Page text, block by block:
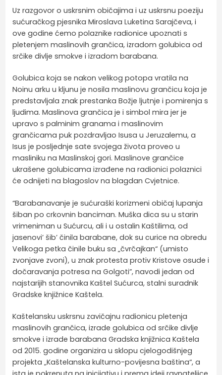
Uz razgovor o uskrsnim običajima i uz uskrsnu poeziju
sućuračkog pjesnika Miroslava Luketina Sarajčeva, i
ove godine ćemo polaznike radionice upoznati s
pletenjem maslinovih grančica, izradom golubica od
srčike divlje smokve i izradom barabana.
Golubica koja se nakon velikog potopa vratila na
Noinu arku u kljunu je nosila maslinovu grančicu koja je
predstavljala znak prestanka Božje ljutnje i pomirenja s
ljudima. Maslinova grančica je i simbol mira jer je
upravo s palminim granama i maslinovim
grančicama puk pozdravljao Isusa u Jeruzalemu, a
Isus je posljednje sate svojega života proveo u
masliniku na Maslinskoj gori. Maslinove grančice
ukrašene golubicama izrađene na radionici polaznici
će odnijeti na blagoslov na blagdan Cvjetnice.
“Barabanavanje je sućuraški korizmeni običaj lupanja
šiban po crkovnin banciman. Muška dica su u starin
vrimeniman u Sućurcu, ali i u ostalin Kaštilima, od
jasenovi’ šib’ činila barabane, dok su curice na obredu
Velikoga petka činile buku sa „čvrčajkan“ (umisto
zvonjave zvoni), u znak protesta protiv Kristove osude i
dočaravanja potresa na Golgoti”, navodi jedan od
najstarijih stanovnika Kaštel Sućurca, stalni suradnik
Gradske knjižnice Kaštela.
Kaštelansku uskrsnu zavičajnu radionicu pletenja
maslinovih grančica, izrade golubica od srčike divlje
smokve i izrade barabana Gradska knjižnica Kaštela
od 2015. godine organizira u sklopu cjelogodišnjeg
projekta „Kaštelanska kulturno-povijesna baština“, a